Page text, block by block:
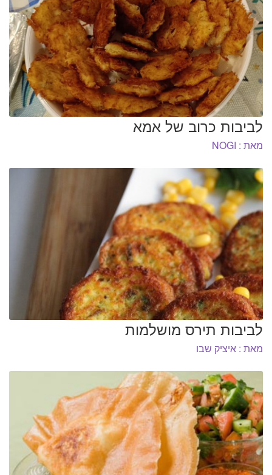
לביבות כרוב של אמא
מאת : NOGI
לביבות תירס מושלמות
מאת : איציק שבו